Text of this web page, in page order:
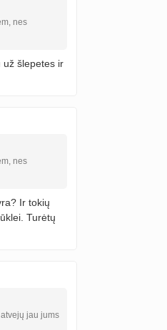
nes
už šlepetes ir
nes
Ir tokių
Turėtų
jau jums